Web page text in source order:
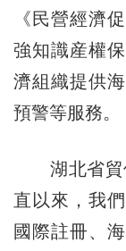
《民營經濟
強知識産權
濟組織提供
預警等服務。
湖北省貿
直以來，我
國際註冊、